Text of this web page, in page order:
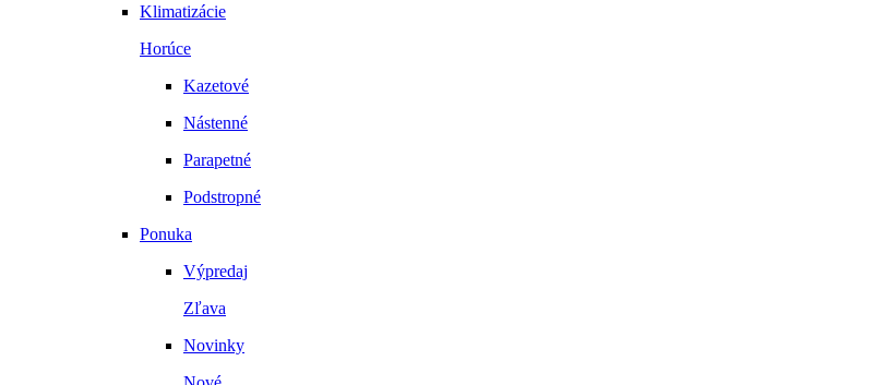
Klimatizácie
Horúce
Kazetové
Nástenné
Parapetné
Podstropné
Ponuka
Výpredaj
Zľava
Novinky